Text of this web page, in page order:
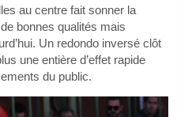
au centre fait sonner la
bonnes qualités mais
Un redondo inversé clôt
une entière d’effet rapide
du public.